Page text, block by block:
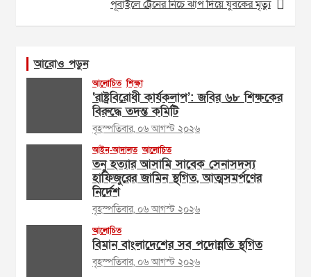
পূবাইলে ট্রেনের নিচে ঝাঁপ দিয়ে যুবকের মৃত্যু
আরোও পড়ুন
আলোচিত শিক্ষা
‘রাষ্ট্রবিরোধী কার্যকলাপ’: জবির ৬৮ শিক্ষকের
বিরুদ্ধে তদন্ত কমিটি
বৃহস্পতিবার, ০৬ আগস্ট ২০২৬
আইন-আদালত আলোচিত
তনু হত্যার আসামি সাবেক সেনাসদস্য
হাফিজুরের জামিন স্থগিত, আত্মসমর্পণের
নির্দেশ
বৃহস্পতিবার, ০৬ আগস্ট ২০২৬
আলোচিত
বিমান বাংলাদেশের সব পদোন্নতি স্থগিত
বৃহস্পতিবার, ০৬ আগস্ট ২০২৬